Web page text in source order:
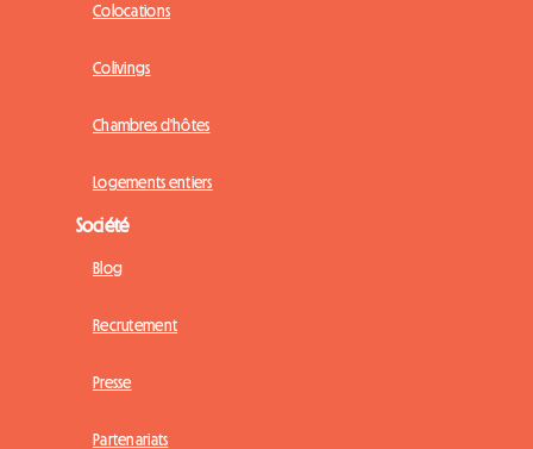
Colocations
Colivings
Chambres d'hôtes
Logements entiers
Société
Blog
Recrutement
Presse
Partenariats